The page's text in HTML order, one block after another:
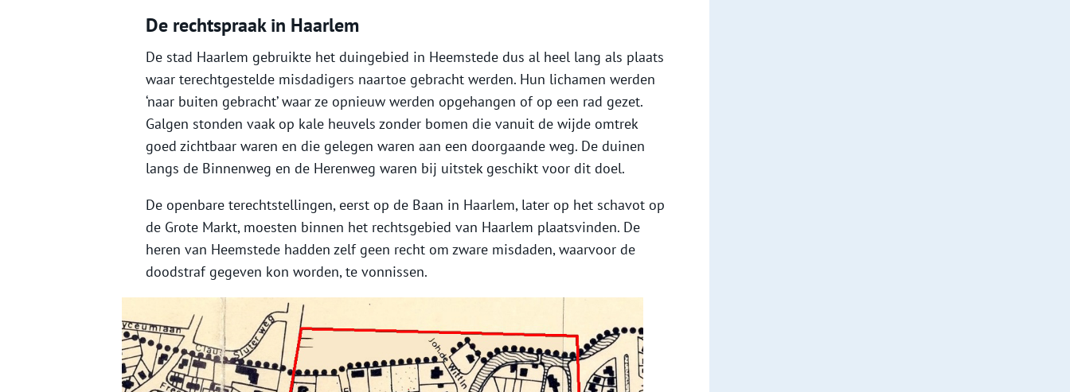
De rechtspraak in Haarlem
De stad Haarlem gebruikte het duingebied in Heemstede dus al heel lang als plaats
waar terechtgestelde misdadigers naartoe gebracht werden. Hun lichamen werden
‘naar buiten gebracht’ waar ze opnieuw werden opgehangen of op een rad gezet.
Galgen stonden vaak op kale heuvels zonder bomen die vanuit de wijde omtrek
goed zichtbaar waren en die gelegen waren aan een doorgaande weg. De duinen
langs de Binnenweg en de Herenweg waren bij uitstek geschikt voor dit doel.
De openbare terechtstellingen, eerst op de Baan in Haarlem, later op het schavot op
de Grote Markt, moesten binnen het rechtsgebied van Haarlem plaatsvinden. De
heren van Heemstede hadden zelf geen recht om zware misdaden, waarvoor de
doodstraf gegeven kon worden, te vonnissen.